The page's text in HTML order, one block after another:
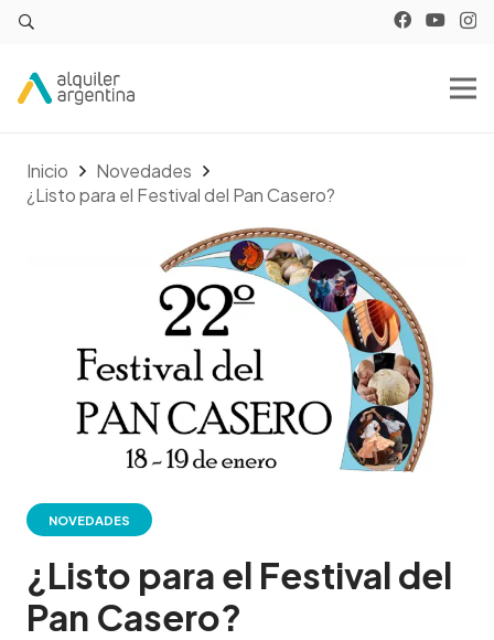
Inicio
Novedades
¿Listo para el Festival del Pan Casero?
NOVEDADES
¿Listo para el Festival del
Pan Casero?